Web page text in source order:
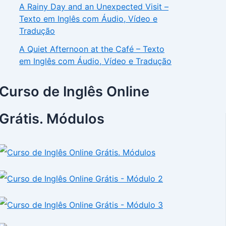
A Rainy Day and an Unexpected Visit –
Texto em Inglês com Áudio, Vídeo e
Tradução
A Quiet Afternoon at the Café – Texto
em Inglês com Áudio, Vídeo e Tradução
de Inglês Online
Módulos